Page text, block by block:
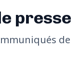
presse
de